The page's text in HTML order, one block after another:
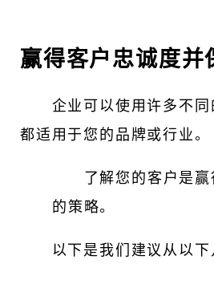
赢得客户忠诚度并
企业可以使用许多不
都适用于您的品牌或行业。
了解您的客户是
的策略。
以下是我们建议从以下